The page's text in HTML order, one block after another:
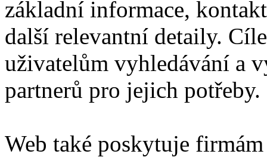
základní informace,
další relevantní detaily.
uživatelům vyhledávání a
partnerů pro jejich potřeby.
Web také poskytuje